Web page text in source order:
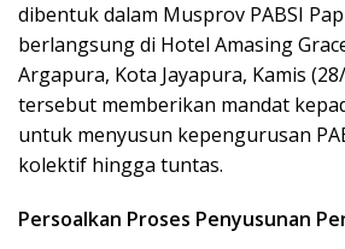
dibentuk dalam Musprov PABSI
berlangsung di Hotel Amasing
Argapura, Kota Jayapura, Kamis
tersebut memberikan mandat
untuk menyusun kepengurusan
kolektif hingga tuntas.
Persoalkan Proses Penyusunan